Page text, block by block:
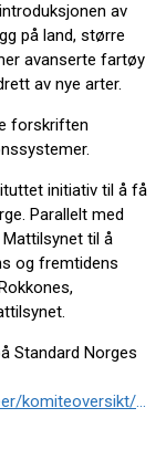
av
på land, større
avanserte fartøy
av nye arter.
forskriften
initiativ til å få
Parallelt med
til å
og fremtidens
Standard Norges
komiteoversikt/